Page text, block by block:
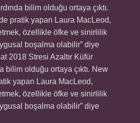
bilim olduğu ortaya çıktı.
pratik yapan Laura MacLeod,
özellikle öfke ve sinirlilik
boşalma olabilir” diye
2018 Stresi Azaltır Küfür
bilim olduğu ortaya çıktı. New
yapan Laura MacLeod,
özellikle öfke ve sinirlilik
boşalma olabilir” diye